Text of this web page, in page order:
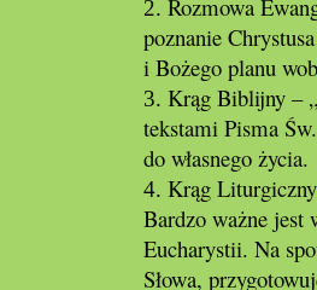
Rozmowa
poznanie Chrystusa
i Bożego planu
Krąg Biblijny –
tekstami Pisma
do własnego życia.
Krąg
Bardzo ważne jest
Eucharystii. Na
Słowa,